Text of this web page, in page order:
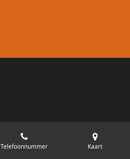
Telefoonnummer Kaart